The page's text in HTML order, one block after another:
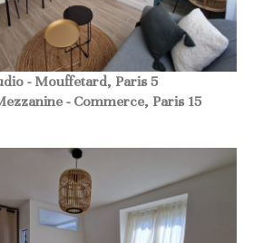
- Mouffetard, Paris 5
- Commerce, Paris 15